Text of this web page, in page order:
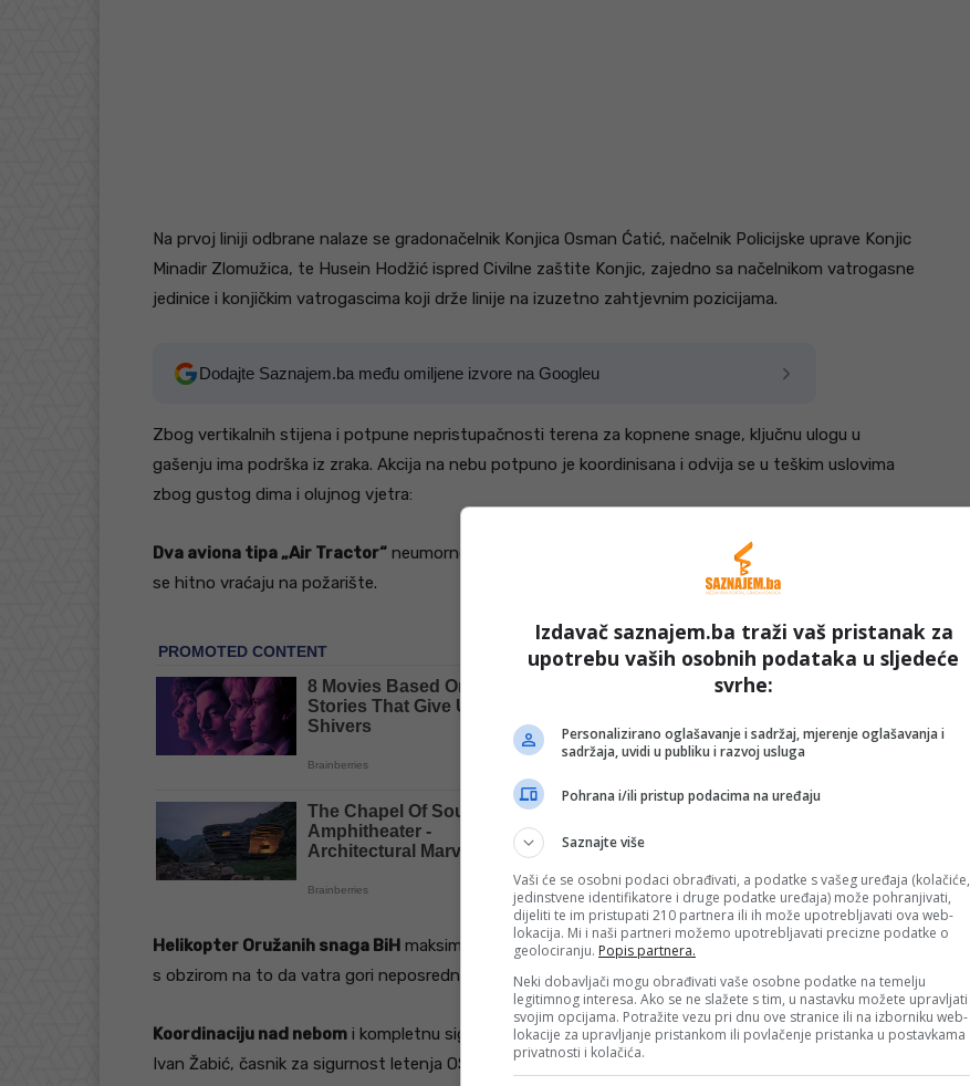
Na prvoj liniji odbrane nalaze se gradonačelnik Konjica Osman Ćatić, načelnik Policijske uprave Konjic
Minadir Zlomužica, te Husein Hodžić ispred Civilne zaštite Konjic, zajedno sa načelnikom vatrogasne
jedinice i konjičkim vatrogascima koji drže linije na izuzetno zahtjevnim pozicijama.
Dodajte Saznajem.ba među omiljene izvore na Googleu
Zbog vertikalnih stijena i potpune nepristupačnosti terena za kopnene snage, ključnu ulogu u
gašenju ima podrška iz zraka. Akcija na nebu potpuno je koordinisana i odvija se u teškim uslovima
zbog gustog dima i olujnog vjetra:
Dva aviona tipa „Air Tractor“ neumorno vrše nalete, puneći tankove vodom u Sarajevu nakon čega
se hitno vraćaju na požarište.
Helikopter Oružanih snaga BiH maksimalno koristi vrijeme kupeći vodu iz obližnjeg Blatačkog jezera,
s obzirom na to da vatra gori neposredno ispod samog sela Blace.
Koordinaciju nad nebom i kompletnu sigurnost ove složene zračne operacije profesionalno vodi
Ivan Žabić, časnik za sigurnost letenja OSBiH.
Izdavač saznajem.ba traži vaš pristanak za
upotrebu vaših osobnih podataka u sljedeće
svrhe:
Personalizirano oglašavanje i sadržaj, mjerenje oglašavanja i
sadržaja, uvidi u publiku i razvoj usluga
Pohrana i/ili pristup podacima na uređaju
Saznajte više
Vaši će se osobni podaci obrađivati, a podatke s vašeg uređaja (kolačiće,
jedinstvene identifikatore i druge podatke uređaja) može pohranjivati,
dijeliti te im pristupati 210 partnera ili ih može upotrebljavati ova web-
lokacija. Mi i naši partneri možemo upotrebljavati precizne podatke o
geolociranju. Popis partnera.
Neki dobavljači mogu obrađivati vaše osobne podatke na temelju
legitimnog interesa. Ako se ne slažete s tim, u nastavku možete upravljati
svojim opcijama. Potražite vezu pri dnu ove stranice ili na izborniku web-
lokacije za upravljanje pristankom ili povlačenje pristanka u postavkama
privatnosti i kolačića.